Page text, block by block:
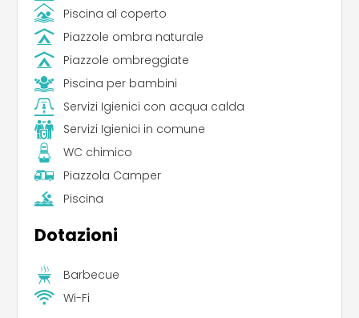
Piscina al coperto
Piazzole ombra naturale
Piazzole ombreggiate
Piscina per bambini
Servizi Igienici con acqua calda
Servizi Igienici in comune
WC chimico
Piazzola Camper
Piscina
Dotazioni
Barbecue
Wi-Fi